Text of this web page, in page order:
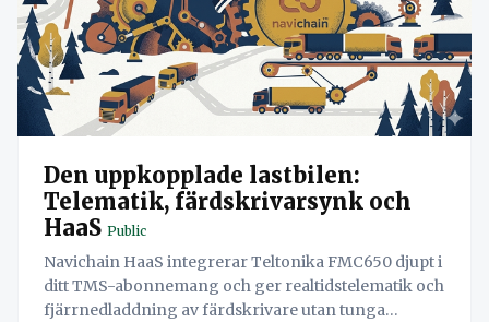
Den uppkopplade lastbilen:
Telematik, färdskrivarsynk och
HaaS Public
Navichain HaaS integrerar Teltonika FMC650 djupt i
ditt TMS-abonnemang och ger realtidstelematik och
fjärrnedladdning av färdskrivare utan tunga